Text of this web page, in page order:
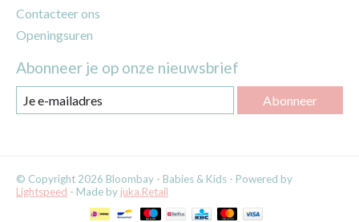
Contacteer ons
Openingsuren
Abonneer je op onze nieuwsbrief
Abonneer
© Copyright 2026 Bloombay - Babies & Kids - Powered by
Lightspeed - Made by juka.Retail